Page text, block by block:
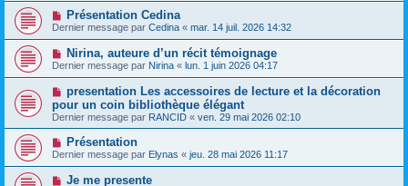
Présentation Cedina
Dernier message par Cedina « mar. 14 juil. 2026 14:32
Nirina, auteure d’un récit témoignage
Dernier message par Nirina « lun. 1 juin 2026 04:17
presentation Les accessoires de lecture et la décoration
pour un coin bibliothèque élégant
Dernier message par RANCID « ven. 29 mai 2026 02:10
Présentation
Dernier message par Elynas « jeu. 28 mai 2026 11:17
Je me presente